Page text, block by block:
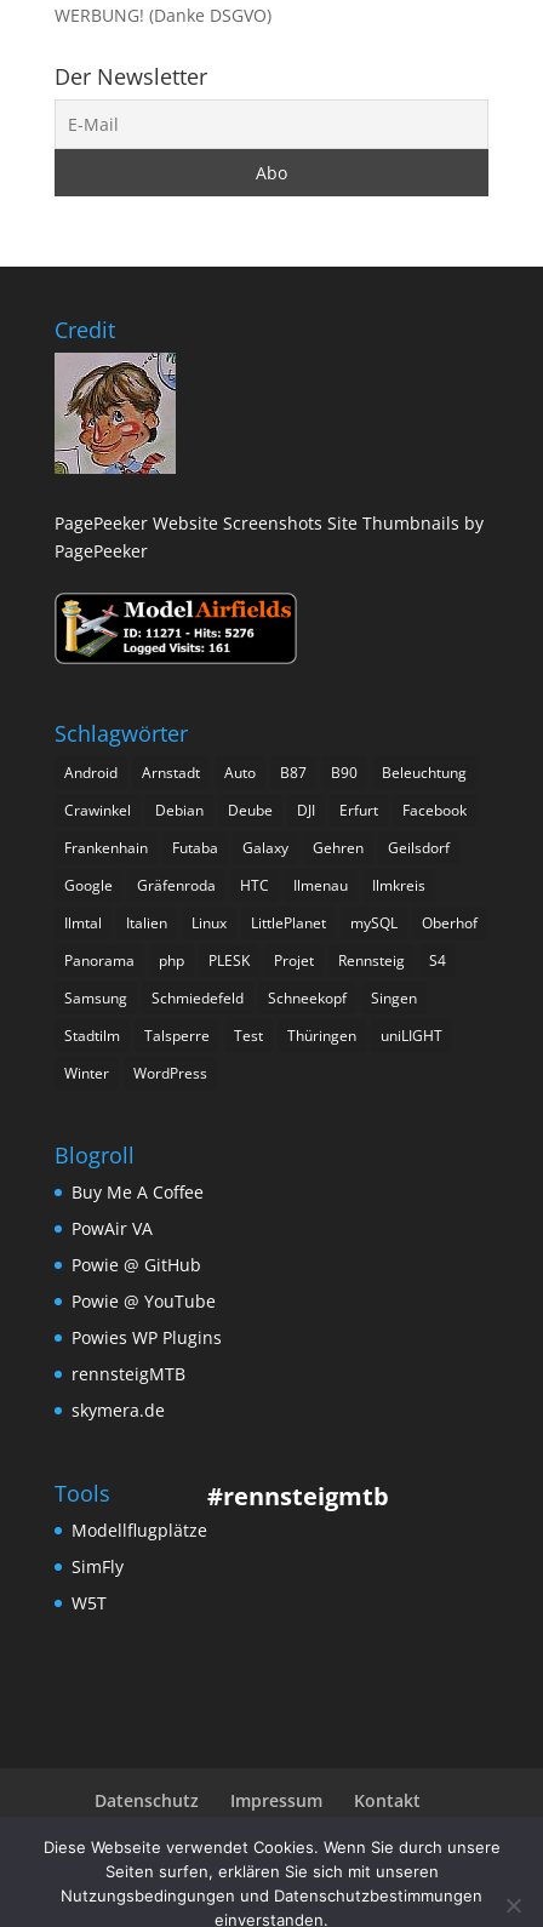
WERBUNG! (Danke DSGVO)
Der Newsletter
Credit
PagePeeker Website Screenshots Site Thumbnails by
PagePeeker
Schlagwörter
Android Arnstadt Auto B87 B90
Beleuchtung
Crawinkel
Debian Deube DJI Erfurt
Facebook
Frankenhain
Futaba Galaxy Gehren
Geilsdorf
Google
Gräfenroda HTC Ilmenau
Ilmkreis
Ilmtal
Italien Linux LittlePlanet mySQL
Oberhof
Panorama
php PLESK Projet Rennsteig
S4
Samsung
Schmiedefeld Schneekopf
Singen
Stadtilm
Talsperre Test Thüringen
uniLIGHT
Winter
WordPress
Blogroll
Buy Me A Coffee
PowAir VA
Powie @ GitHub
Powie @ YouTube
Powies WP Plugins
rennsteigMTB
skymera.de
Tools
Modellflugplätze
SimFly
W5T
#rennsteigmtb
Datenschutz Impressum
Kontakt
Diese Webseite verwendet Cookies. Wenn Sie durch unsere
Seiten surfen, erklären Sie sich mit unseren
Nutzungsbedingungen und Datenschutzbestimmungen
einverstanden.